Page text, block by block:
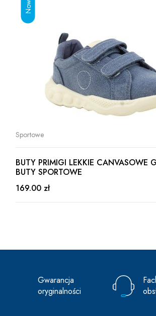
Sportowe
BUTY PRIMIGI LEKKIE CANVASOWE
BUTY SPORTOWE
169.00 zł
Gwarancja
oryginalności